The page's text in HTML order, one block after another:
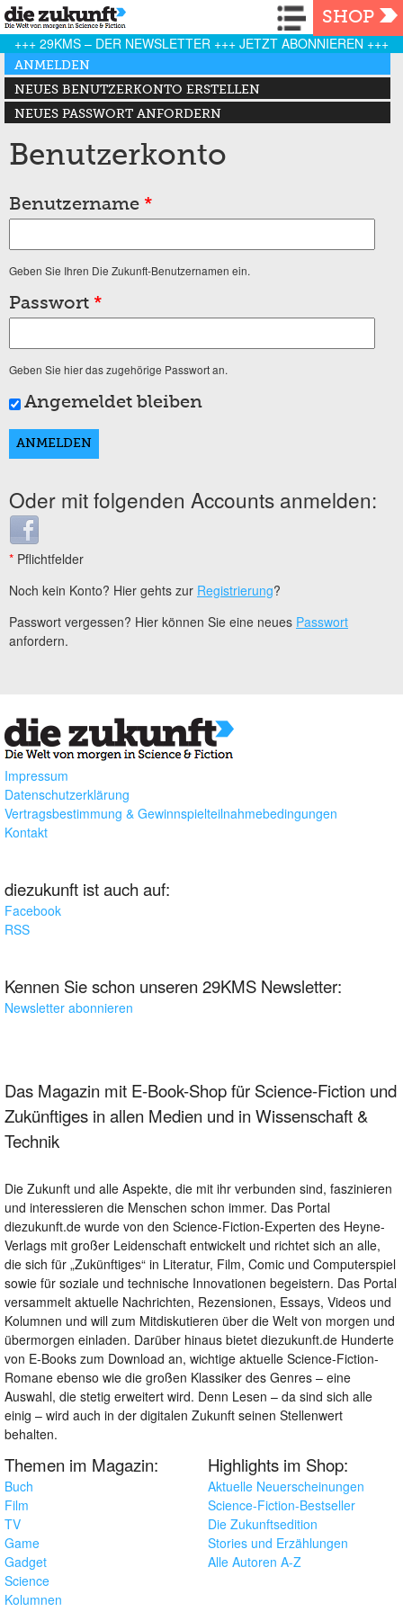
Navigation
SHOP
+++ 29KMS – DER NEWSLETTER +++ JETZT ABONNIEREN +++
Haupt-Reiter
ANMELDEN
(AKTIVER REITER)
NEUES BENUTZERKONTO ERSTELLEN
NEUES PASSWORT ANFORDERN
Benutzerkonto
Benutzername *
Geben Sie Ihren Die Zukunft-Benutzernamen ein.
Passwort *
Geben Sie hier das zugehörige Passwort an.
Angemeldet bleiben
Oder mit folgenden Accounts anmelden:
Login with Facebook
* Pflichtfelder
Noch kein Konto? Hier gehts zur Registrierung?
Passwort vergessen? Hier können Sie eine neues Passwort
anfordern.
Impressum
Datenschutzerklärung
Vertragsbestimmung & Gewinnspielteilnahmebedingungen
Kontakt
diezukunft ist auch auf:
Facebook
RSS
Kennen Sie schon unseren 29KMS Newsletter:
Newsletter abonnieren
Das Magazin mit E-Book-Shop für Science-Fiction und
Zukünftiges in allen Medien und in Wissenschaft &
Technik
Die Zukunft und alle Aspekte, die mit ihr verbunden sind, faszinieren
und interessieren die Menschen schon immer. Das Portal
diezukunft.de wurde von den Science-Fiction-Experten des Heyne-
Verlags mit großer Leidenschaft entwickelt und richtet sich an alle,
die sich für „Zukünftiges“ in Literatur, Film, Comic und Computerspiel
sowie für soziale und technische Innovationen begeistern. Das Portal
versammelt aktuelle Nachrichten, Rezensionen, Essays, Videos und
Kolumnen und will zum Mitdiskutieren über die Welt von morgen und
übermorgen einladen. Darüber hinaus bietet diezukunft.de Hunderte
von E-Books zum Download an, wichtige aktuelle Science-Fiction-
Romane ebenso wie die großen Klassiker des Genres – eine
Auswahl, die stetig erweitert wird. Denn Lesen – da sind sich alle
einig – wird auch in der digitalen Zukunft seinen Stellenwert
behalten.
Themen im Magazin:
Buch
Film
TV
Game
Gadget
Science
Kolumnen
Highlights im Shop:
Aktuelle Neuerscheinungen
Science-Fiction-Bestseller
Die Zukunftsedition
Stories und Erzählungen
Alle Autoren A-Z